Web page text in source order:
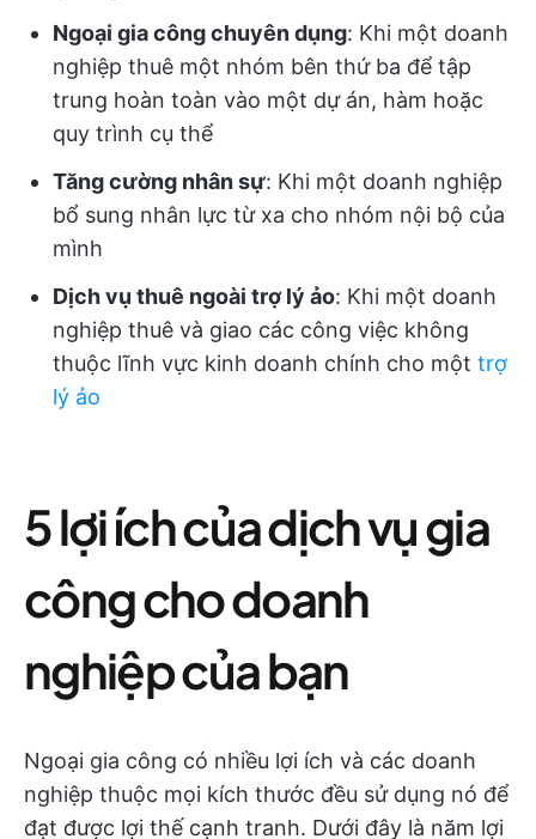
Ngoại gia công chuyên dụng: Khi một doanh
nghiệp thuê một nhóm bên thứ ba để tập
trung hoàn toàn vào một dự án, hàm hoặc
quy trình cụ thể
Tăng cường nhân sự: Khi một doanh nghiệp
bổ sung nhân lực từ xa cho nhóm nội bộ của
mình
Dịch vụ thuê ngoài trợ lý ảo: Khi một doanh
nghiệp thuê và giao các công việc không
thuộc lĩnh vực kinh doanh chính cho một trợ
lý ảo
5 lợi ích của dịch vụ gia
công cho doanh
nghiệp của bạn
Ngoại gia công có nhiều lợi ích và các doanh
nghiệp thuộc mọi kích thước đều sử dụng nó để
đạt được lợi thế cạnh tranh. Dưới đây là năm lợi